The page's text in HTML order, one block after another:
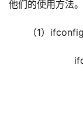
他们的使用方法。
（1）
#
#